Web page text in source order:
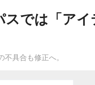
スでは「ア
不具合も修正へ。